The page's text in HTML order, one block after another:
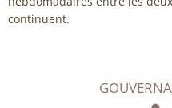
continuent.